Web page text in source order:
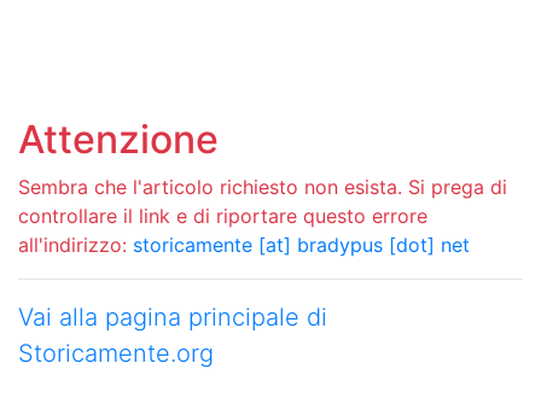
Attenzione
Sembra che l'articolo richiesto non esista. Si prega di
controllare il link e di riportare questo errore
all'indirizzo: storicamente [at] bradypus [dot] net
Vai alla pagina principale di
Storicamente.org